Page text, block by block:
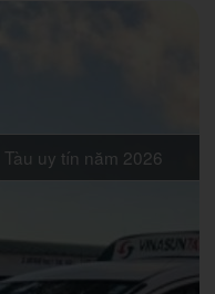
uy tín năm 2026